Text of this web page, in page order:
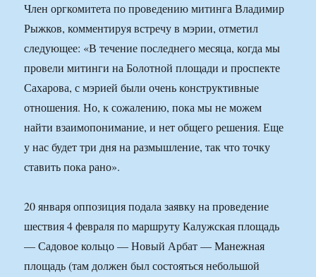
Член оргкомитета по проведению митинга Владимир
Рыжков, комментируя встречу в мэрии, отметил
следующее: «В течение последнего месяца, когда мы
провели митинги на Болотной площади и проспекте
Сахарова, с мэрией были очень конструктивные
отношения. Но, к сожалению, пока мы не можем
найти взаимопонимание, и нет общего решения. Еще
у нас будет три дня на размышление, так что точку
ставить пока рано».
20 января оппозиция подала заявку на проведение
шествия 4 февраля по маршруту Калужская площадь
— Садовое кольцо — Новый Арбат — Манежная
площадь (там должен был состояться небольшой